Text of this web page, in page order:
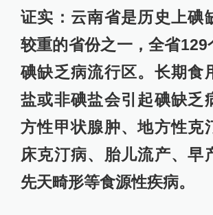
证实：云南省是历史上碘
较重的省份之一，全省129
碘缺乏病流行区。长期食
盐或非碘盐会引起碘缺乏
方性甲状腺肿、地方性克
床克汀病、胎儿流产、早
先天畸形等食源性疾病。